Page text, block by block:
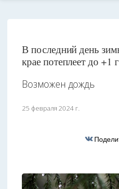
В последний день
крае потеплеет до +1
Возможен дождь
25 февраля 2024 г.